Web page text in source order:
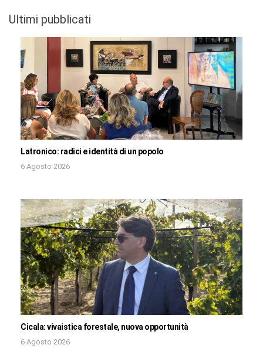
Ultimi pubblicati
Latronico: radici e identità di un popolo
6 Agosto 2026
Cicala: vivaistica forestale, nuova opportunità
6 Agosto 2026